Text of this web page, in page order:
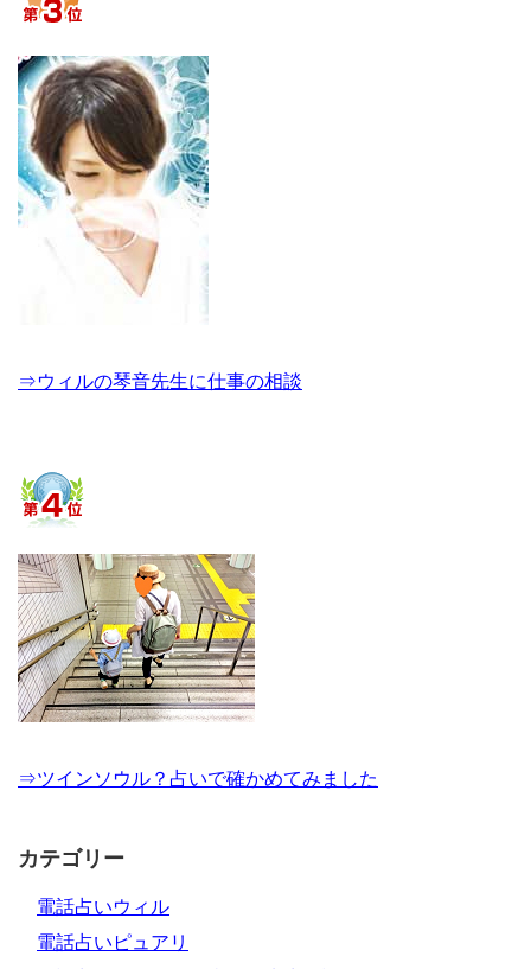
⇒ウィルの琴音先生に仕事の相談
⇒ツインソウル？占いで確かめてみました
カテゴリー
電話占いウィル
電話占いピュアリ